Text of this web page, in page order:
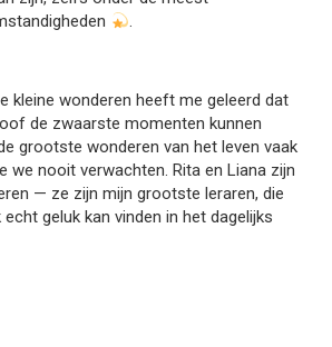
.
kleine wonderen heeft me geleerd dat
de zwaarste momenten kunnen
grootste wonderen van het leven vaak
we nooit verwachten. Rita en Liana zijn
— ze zijn mijn grootste leraren, die
geluk kan vinden in het dagelijks